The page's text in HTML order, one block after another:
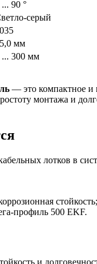
90 °
серый
мм
... 300 мм
— это компактное и
монтажа и
лотков в
стойкость;
профиль 500 EKF.
и